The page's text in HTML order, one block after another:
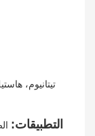
التطبيقات: